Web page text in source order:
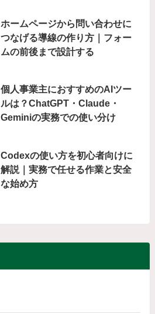
ホームページから問い合わせに
つなげる導線の作り方｜フォー
ムの前後まで設計する
個人事業主におすすめのAIツー
ルは？ChatGPT・Claude・
Geminiの実務での使い分け
Codexの使い方を初心者向けに
解説｜実務で任せる作業と安全
な始め方